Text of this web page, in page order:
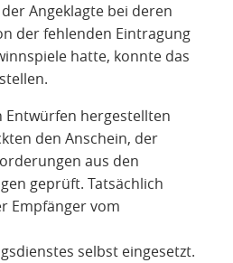
Angeklagte bei deren
der fehlenden Eintragung
hatte, konnte das
Entwürfen hergestellten
den Anschein, der
aus den
geprüft. Tatsächlich
Empfänger vom
selbst eingesetzt.